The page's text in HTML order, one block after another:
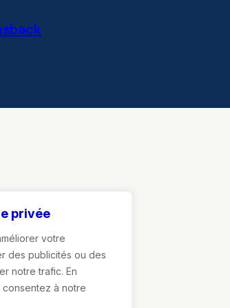
privée
votre
des publicités ou des
notre trafic. En
à notre